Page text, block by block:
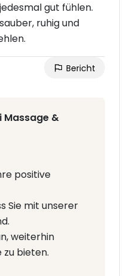
gut fühlen.
ruhig und
Bericht
Massage &
positive
Sie mit unserer
weiterhin
zu bieten.